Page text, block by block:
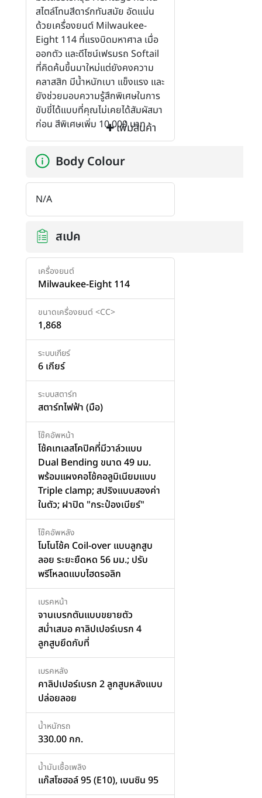
เพิ่มสินค้า
สไตล์โทนสีดาร์กทันสมัย อัดแน่น
ด้วยเครื่องยนต์ Milwaukee-
Eight 114 ที่แรงบิดมหาศาล เมื่อ
ออกตัว และดีไซน์เฟรมรถ Softail
ที่คิดค้นขึ้นมาใหม่แต่ยังคงความ
คลาสสิก มีน้ำหนักเบา แข็งแรง และ
ยังช่วยมอบความรู้สึกพิเศษในการ
ขับขี่ได้แบบที่คุณไม่เคยได้สัมผัสมา
ก่อน สีพิเศษเพิ่ม 10,000 บาท
Body Colour
N/A
สเปค
เครื่องยนต์
Milwaukee-Eight 114
ขนาดเครื่องยนต์ <CC>
1,868
ระบบเกียร์
6 เกียร์
ระบบสตาร์ท
สตาร์ทไฟฟ้า (มือ)
โช๊คอัพหน้า
โช้คเทเลสโคปิคที่มีวาล์วแบบ
Dual Bending ขนาด 49 มม.
พร้อมแผงคอโช้คอลูมิเนียมแบบ
Triple clamp; สปริงแบบสองค่า
ในตัว; ฝาปิด "กระป๋องเบียร์"
โช๊คอัพหลัง
โมโนโช้ค Coil-over แบบลูกสูบ
ลอย ระยะยืดหด 56 มม.; ปรับ
พรีโหลดแบบไฮดรอลิก
เบรคหน้า
จานเบรกตันแบบขยายตัว
สม่ำเสมอ คาลิปเปอร์เบรก 4
ลูกสูบยึดกับที่
เบรคหลัง
คาลิปเปอร์เบรก 2 ลูกสูบหลังแบบ
ปล่อยลอย
น้ำหนักรถ
330.00 กก.
น้ำมันเชื้อเพลิง
แก๊สโซฮอล์ 95 (E10), เบนซิน 95